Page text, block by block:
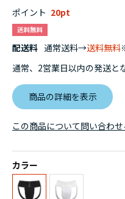
ポイント 20
配送料 通常送料→送料無料
通常、2営業日以内の発送と
商品の詳細を表示
カラー
この商品について問い合わせ